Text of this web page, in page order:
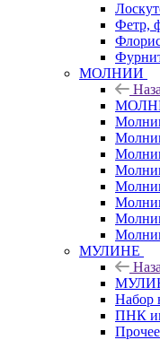
Фетр,
МОЛНИИ
МУЛИНЕ
Набор
ПНК
Прочее